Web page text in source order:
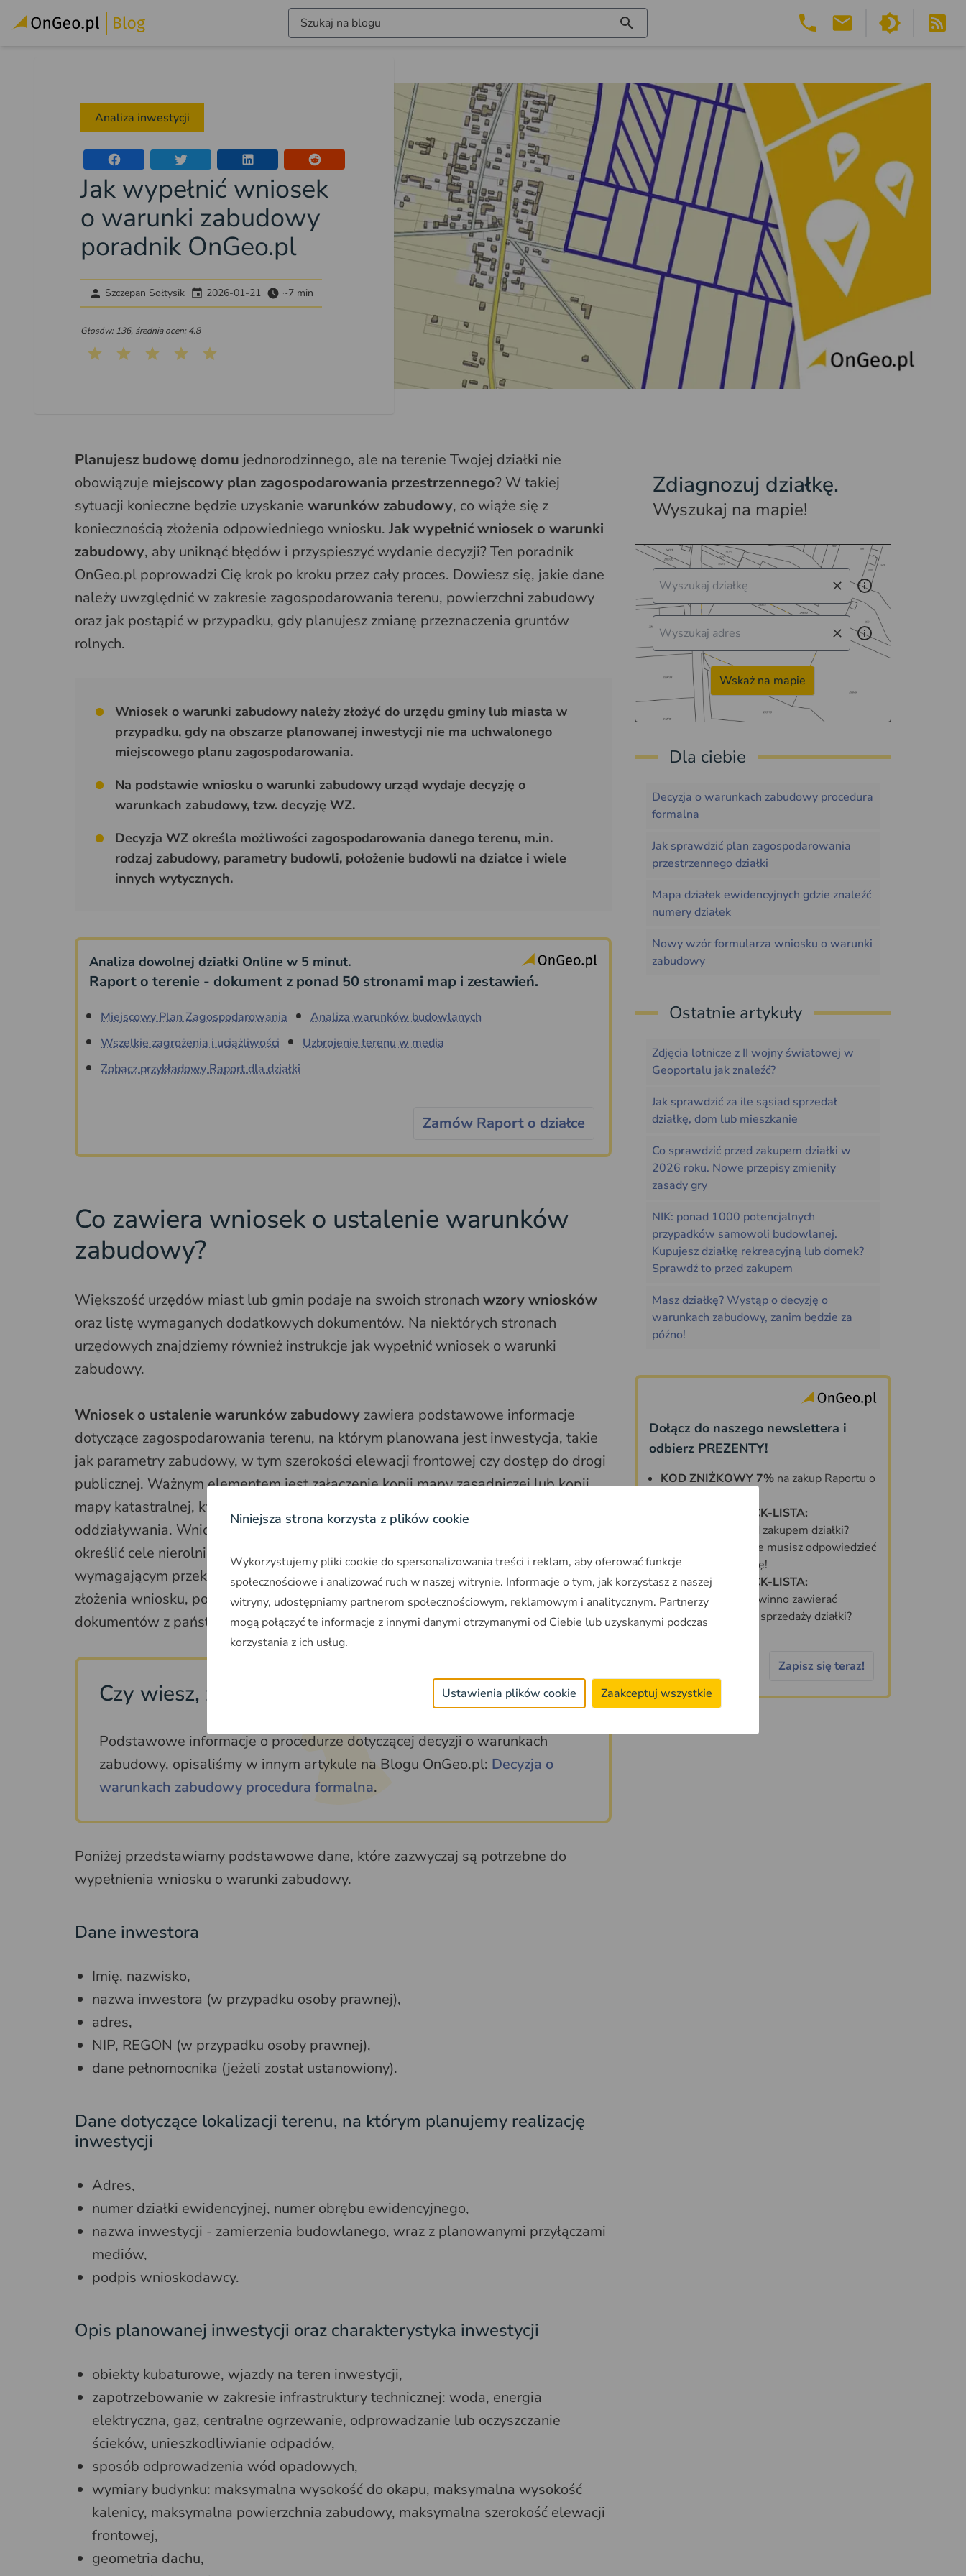
Szukaj na blogu
Analiza inwestycji
Jak wypełnić wniosek
o warunki zabudowy
poradnik OnGeo.pl
Szczepan Sołtysik 2026-01-21 ~7 min
Głosów: 136, średnia ocen: 4.8
Planujesz budowę domu jednorodzinnego, ale na terenie Twojej działki nie
obowiązuje miejscowy plan zagospodarowania przestrzennego? W takiej
sytuacji konieczne będzie uzyskanie warunków zabudowy, co wiąże się z
koniecznością złożenia odpowiedniego wniosku. Jak wypełnić wniosek o warunki
zabudowy, aby uniknąć błędów i przyspieszyć wydanie decyzji? Ten poradnik
OnGeo.pl poprowadzi Cię krok po kroku przez cały proces. Dowiesz się, jakie dane
należy uwzględnić w zakresie zagospodarowania terenu, powierzchni zabudowy
oraz jak postąpić w przypadku, gdy planujesz zmianę przeznaczenia gruntów
rolnych.
Wniosek o warunki zabudowy należy złożyć do urzędu gminy lub miasta w
przypadku, gdy na obszarze planowanej inwestycji nie ma uchwalonego
miejscowego planu zagospodarowania.
Na podstawie wniosku o warunki zabudowy urząd wydaje decyzję o
warunkach zabudowy, tzw. decyzję WZ.
Decyzja WZ określa możliwości zagospodarowania danego terenu, m.in.
rodzaj zabudowy, parametry budowli, położenie budowli na działce i wiele
innych wytycznych.
Analiza dowolnej działki Online w 5 minut.
Raport o terenie - dokument z ponad 50 stronami map i zestawień.
Miejscowy Plan Zagospodarowania
Analiza warunków budowlanych
Wszelkie zagrożenia i uciążliwości
Uzbrojenie terenu w media
Zobacz przykładowy Raport dla działki
Zamów Raport o działce
Co zawiera wniosek o ustalenie warunków
zabudowy?
Większość urzędów miast lub gmin podaje na swoich stronach wzory wniosków
oraz listę wymaganych dodatkowych dokumentów. Na niektórych stronach
urzędowych znajdziemy również instrukcje jak wypełnić wniosek o warunki
zabudowy.
Wniosek o ustalenie warunków zabudowy zawiera podstawowe informacje
dotyczące zagospodarowania terenu, na którym planowana jest inwestycja, takie
jak parametry zabudowy, w tym szerokości elewacji frontowej czy dostęp do drogi
publicznej. Ważnym elementem jest załączenie kopii mapy zasadniczej lub kopii
mapy katastralnej, które przedstawiają określenie granic terenu oraz jego obszar
oddziaływania. Wnioskując o wydanie warunków zabudowy, inwestor musi także
określić cele nierolnicze, jeśli planuje budowę domu jednorodzinnego na terenie
wymagającym przekształcenia z gruntów rolnych. Proces rozpoczyna się z dniem
złożenia wniosku, po uprzednim wypełnieniu wniosku i dołączeniu odpowiednich
dokumentów z państwowego zasobu geodezyjnego.
Czy wiesz, że...
Podstawowe informacje o procedurze dotyczącej decyzji o warunkach
zabudowy, opisaliśmy w innym artykule na Blogu OnGeo.pl: Decyzja o
warunkach zabudowy procedura formalna.
Poniżej przedstawiamy podstawowe dane, które zazwyczaj są potrzebne do
wypełnienia wniosku o warunki zabudowy.
Dane inwestora
Imię, nazwisko,
nazwa inwestora (w przypadku osoby prawnej),
adres,
NIP, REGON (w przypadku osoby prawnej),
dane pełnomocnika (jeżeli został ustanowiony).
Dane dotyczące lokalizacji terenu, na którym planujemy realizację
inwestycji
Adres,
numer działki ewidencyjnej, numer obrębu ewidencyjnego,
nazwa inwestycji - zamierzenia budowlanego, wraz z planowanymi przyłączami
mediów,
podpis wnioskodawcy.
Opis planowanej inwestycji oraz charakterystyka inwestycji
obiekty kubaturowe, wjazdy na teren inwestycji,
zapotrzebowanie w zakresie infrastruktury technicznej: woda, energia
elektryczna, gaz, centralne ogrzewanie, odprowadzanie lub oczyszczanie
ścieków, unieszkodliwianie odpadów,
sposób odprowadzenia wód opadowych,
wymiary budynku: maksymalna wysokość do okapu, maksymalna wysokość
kalenicy, maksymalna powierzchnia zabudowy, maksymalna szerokość elewacji
frontowej,
geometria dachu,
Zdiagnozuj działkę.
Wyszukaj na mapie!
Wskaż na mapie
Dla ciebie
Decyzja o warunkach zabudowy procedura
formalna
Jak sprawdzić plan zagospodarowania
przestrzennego działki
Mapa działek ewidencyjnych gdzie znaleźć
numery działek
Nowy wzór formularza wniosku o warunki
zabudowy
Ostatnie artykuły
Zdjęcia lotnicze z II wojny światowej w
Geoportalu jak znaleźć?
Jak sprawdzić za ile sąsiad sprzedał
działkę, dom lub mieszkanie
Co sprawdzić przed zakupem działki w
2026 roku. Nowe przepisy zmieniły
zasady gry
NIK: ponad 1000 potencjalnych
przypadków samowoli budowlanej.
Kupujesz działkę rekreacyjną lub domek?
Sprawdź to przed zakupem
Masz działkę? Wystąp o decyzję o
warunkach zabudowy, zanim będzie za
późno!
Dołącz do naszego newslettera i
odbierz PREZENTY!
KOD ZNIŻKOWY 7%na zakup Raportu o
DARMOWA CHECK-LISTA:
Co sprawdzić przed zakupem działki?
70 PYTAŃ, na które musisz odpowiedzieć
zanim kupisz działkę!
DARMOWA CHECK-LISTA:
Jakie informacje powinno zawierać
idealne ogłoszenie sprzedaży działki?
Zapisz się teraz!
Niniejsza strona korzysta z plików cookie
Wykorzystujemy pliki cookie do spersonalizowania treści i reklam, aby oferować funkcje
społecznościowe i analizować ruch w naszej witrynie. Informacje o tym, jak korzystasz z naszej
witryny, udostępniamy partnerom społecznościowym, reklamowym i analitycznym. Partnerzy
mogą połączyć te informacje z innymi danymi otrzymanymi od Ciebie lub uzyskanymi podczas
korzystania z ich usług.
Ustawienia plików cookie Zaakceptuj wszystkie